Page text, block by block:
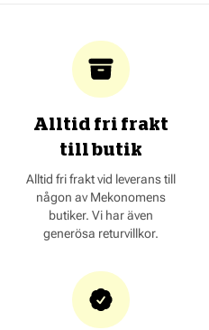
Alltid fri frakt
till butik
Alltid fri frakt vid leverans till
någon av Mekonomens
butiker. Vi har även
generösa returvillkor.